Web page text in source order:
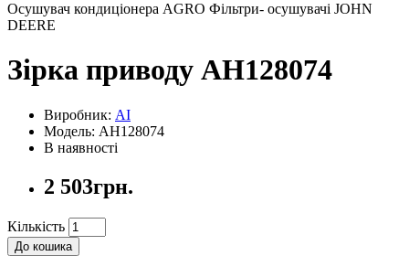
Осушувач кондиціонера AGRO Фільтри- осушувачі JOHN
DEERE
Зірка приводу AH128074
Виробник: AI
Модель: AH128074
В наявності
2 503грн.
Кількість
До кошика